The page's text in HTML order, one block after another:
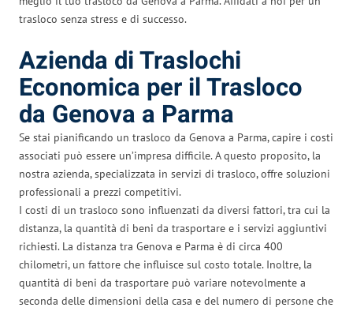
trasloco senza stress e di successo.
Azienda di Traslochi
Economica per il Trasloco
da Genova a Parma
Se stai pianificando un trasloco da Genova a Parma, capire i costi
associati può essere un’impresa difficile. A questo proposito, la
nostra azienda, specializzata in servizi di trasloco, offre soluzioni
professionali a prezzi competitivi.
I costi di un trasloco sono influenzati da diversi fattori, tra cui la
distanza, la quantità di beni da trasportare e i servizi aggiuntivi
richiesti. La distanza tra Genova e Parma è di circa 400
chilometri, un fattore che influisce sul costo totale. Inoltre, la
quantità di beni da trasportare può variare notevolmente a
seconda delle dimensioni della casa e del numero di persone che